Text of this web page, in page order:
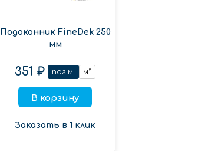
Подоконник FineDek 250
мм
351 ₽ пог.м. м²
В корзину
Заказать в 1 клик